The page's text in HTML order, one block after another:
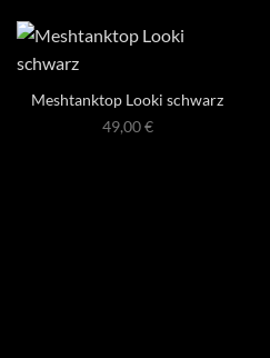
Meshtanktop Looki schwarz
49,00€